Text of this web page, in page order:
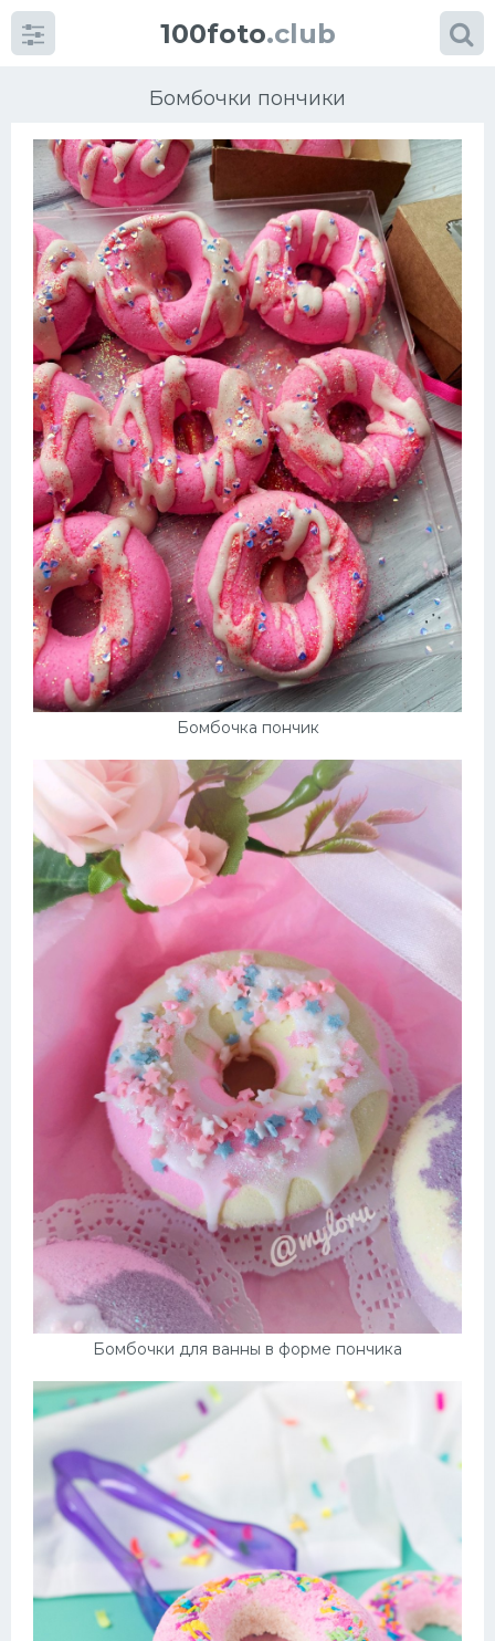
100foto.club
Бомбочки пончики
Бомбочка пончик
Бомбочки для ванны в форме пончика
Категориикартинок
Супы
Мясные блюда
Печенье
Салат
Выпечка
Десерт
Напитки
Дизайн комнаты